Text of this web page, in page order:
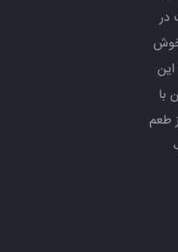
در
خوش
با
طعم